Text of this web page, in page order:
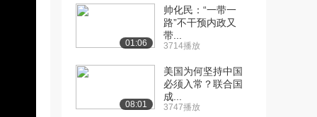
01:06
帅化民：“一带一
路”不干预内政又
带...
3714播放
08:01
美国为何坚持中国
必须入常？联合国
成...
3747播放